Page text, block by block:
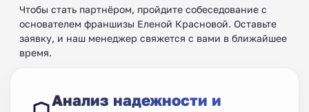
Чтобы стать партнёром, пройдите собеседование с
основателем франшизы Еленой Красновой. Оставьте
заявку, и наш менеджер свяжется с вами в ближайшее
время.
Анализ надежности и